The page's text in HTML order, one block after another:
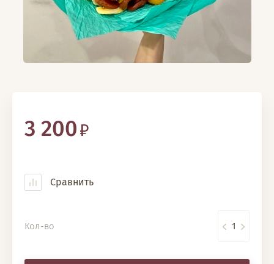
3 200
Сравнить
Кол-во